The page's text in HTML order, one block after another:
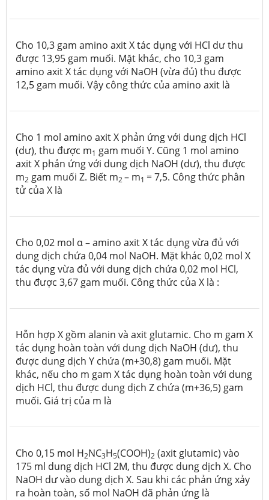
Cho 10,3 gam amino axit X tác dụng với HCl dư thu
được 13,95 gam muối. Mặt khác, cho 10,3 gam
amino axit X tác dụng với NaOH (vừa đủ) thu được
12,5 gam muối. Vậy công thức của amino axit là
Cho 1 mol amino axit X phản ứng với dung dịch HCl
(dư), thu được m1 gam muối Y. Cũng 1 mol amino
axit X phản ứng với dung dịch NaOH (dư), thu được
m2 gam muối Z. Biết m2– m1 = 7,5. Công thức phân
tử của X là
Cho 0,02 mol α – amino axit X tác dụng vừa đủ với
dung dịch chứa 0,04 mol NaOH. Mặt khác 0,02 mol X
tác dụng vừa đủ với dung dịch chứa 0,02 mol HCl,
thu được 3,67 gam muối. Công thức của X là :
Hỗn hợp X gồm alanin và axit glutamic. Cho m gam X
tác dụng hoàn toàn với dung dịch NaOH (dư), thu
được dung dịch Y chứa (m+30,8) gam muối. Mặt
khác, nếu cho m gam X tác dụng hoàn toàn với dung
dịch HCl, thu được dung dịch Z chứa (m+36,5) gam
muối. Giá trị của m là
Cho 0,15 mol H2NC3H5(COOH)2 (axit glutamic) vào
175 ml dung dịch HCl 2M, thu được dung dịch X. Cho
NaOH dư vào dung dịch X. Sau khi các phản ứng xảy
ra hoàn toàn, số mol NaOH đã phản ứng là